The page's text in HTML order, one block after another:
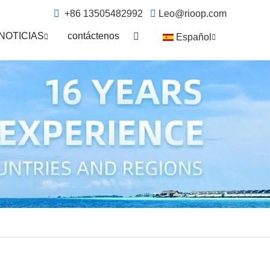
+86 13505482992 Leo@rioop.com
NOTICIAS contáctenos Español